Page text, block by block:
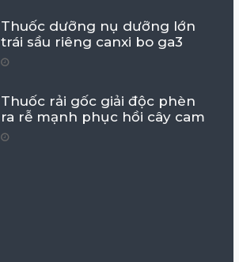
Thuốc dưỡng nụ dưỡng lớn
trái sầu riêng canxi bo ga3
Thuốc rải gốc giải độc phèn
ra rễ mạnh phục hồi cây cam